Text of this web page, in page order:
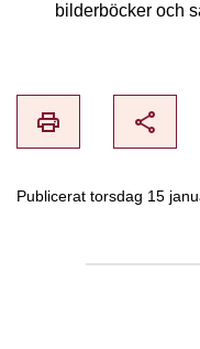
bilderböcker och
print share
Publicerat torsdag 15